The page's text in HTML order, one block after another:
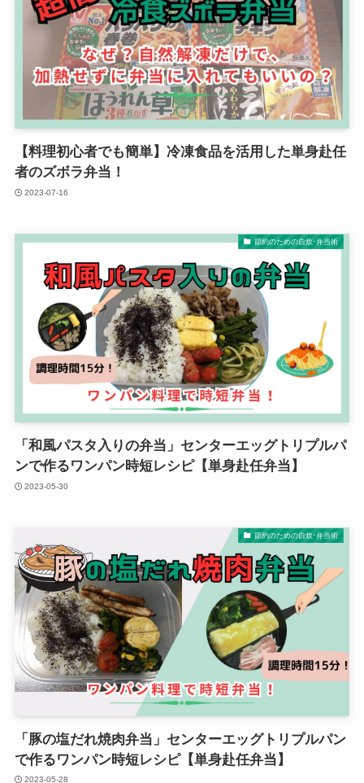
【料理初心者でも簡単】冷凍食品を活用した単身赴任
者のズボラ弁当！
2023-07-16
節約のための自炊･弁当術
「和風パスタ入りの弁当」センターエッグトリプルパ
ンで作るワンパン時短レシピ【単身赴任弁当】
2023-05-30
節約のための自炊･弁当術
「豚の塩だれ焼肉弁当」センターエッグトリプルパン
で作るワンパン時短レシピ【単身赴任弁当】
2023-05-28